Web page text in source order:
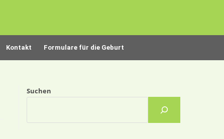
Kontakt Formulare für die Geburt
Suchen